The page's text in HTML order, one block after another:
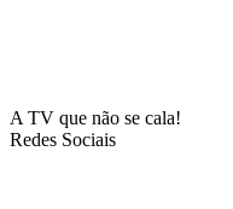
A TV que não se cala!
Redes Sociais